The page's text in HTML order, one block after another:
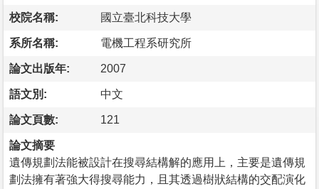
校院名稱: 國立臺北科技大學
系所名稱: 電機工程系研究所
論文出版年: 2007
語文別: 中文
論文頁數: 121
論文摘要
遺傳規劃法能被設計在搜尋結構解的應用上，主要是遺傳規
劃法擁有著強大得搜尋能力，且其透過樹狀結構的交配演化